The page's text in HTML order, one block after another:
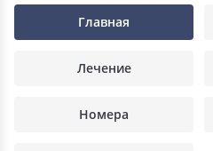
Главная
Лечение
Номера